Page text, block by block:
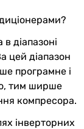
діапазоні
цей діапазон
програмне і
тим ширше
компресора.
інверторних